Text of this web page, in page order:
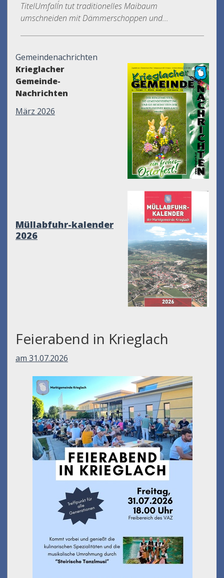
TitelUmfall´n tut traditionelles Maibaum
umschneiden mit Dämmerschoppen und...
Gemeindenachrichten
Krieglacher
Gemeinde-
Nachrichten
März 2026
Müllabfuhr-kalender
2026
Feierabend in Krieglach
am 31.07.2026